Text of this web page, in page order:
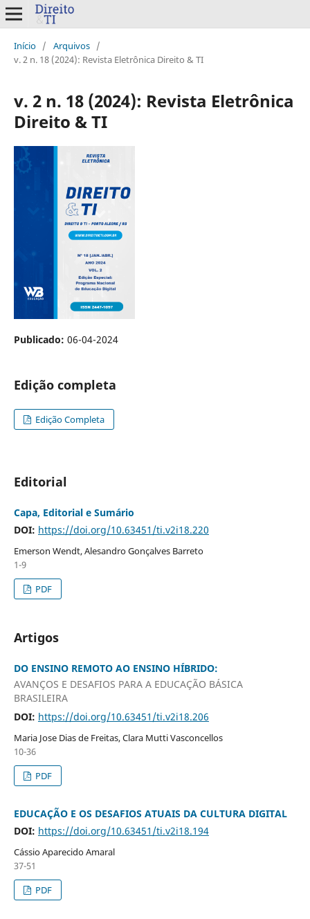
Início / Arquivos /
v. 2 n. 18 (2024): Revista Eletrônica Direito & TI
v. 2 n. 18 (2024): Revista Eletrônica
Direito & TI
Publicado: 06-04-2024
Edição completa
Edição Completa
Editorial
Capa, Editorial e Sumário
DOI: https://doi.org/10.63451/ti.v2i18.220
Emerson Wendt, Alesandro Gonçalves Barreto
1-9
PDF
Artigos
DO ENSINO REMOTO AO ENSINO HÍBRIDO:
AVANÇOS E DESAFIOS PARA A EDUCAÇÃO BÁSICA
BRASILEIRA
DOI: https://doi.org/10.63451/ti.v2i18.206
Maria Jose Dias de Freitas, Clara Mutti Vasconcellos
10-36
PDF
EDUCAÇÃO E OS DESAFIOS ATUAIS DA CULTURA DIGITAL
DOI: https://doi.org/10.63451/ti.v2i18.194
Cássio Aparecido Amaral
37-51
PDF